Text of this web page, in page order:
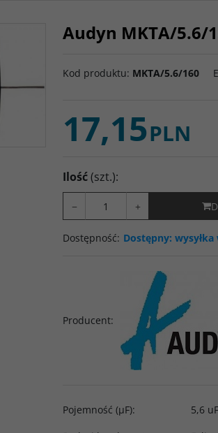
Audyn MKTA/5.6/
Kod produktu: MKTA/5.6/160
17,15PLN
Ilość(szt.):
− +
Dostępność: Dostępny:
Producent:
Pojemność (µF):
5,6 uF